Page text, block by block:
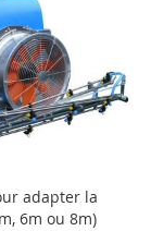
adapter la
6m ou 8m)